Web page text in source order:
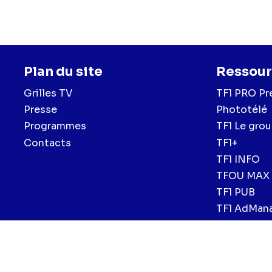
Plan du site
Grilles TV
Presse
Programmes
Contacts
TF1 PRO
Phototélé
TF1 Le
TF1+
TF1 INFO
TFOU MAX
TF1 PUB
TF1